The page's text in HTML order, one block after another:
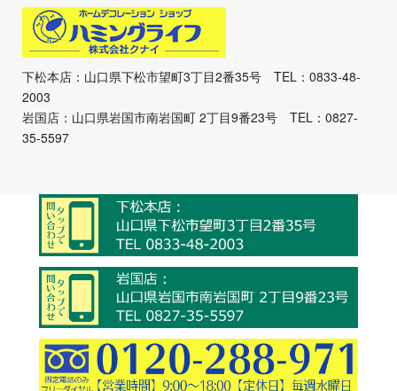
下松本店：山口県下松市望町3丁目2番35号 TEL：0833-48-
2003
岩国店：山口県岩国市南岩国町 2丁目9番23号 TEL：0827-
35-5597